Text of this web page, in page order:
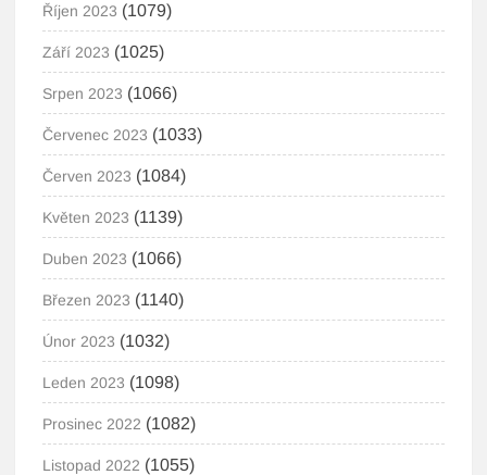
Říjen 2023 (1079)
Září 2023 (1025)
Srpen 2023 (1066)
Červenec 2023 (1033)
Červen 2023 (1084)
Květen 2023 (1139)
Duben 2023 (1066)
Březen 2023 (1140)
Únor 2023 (1032)
Leden 2023 (1098)
Prosinec 2022 (1082)
Listopad 2022 (1055)